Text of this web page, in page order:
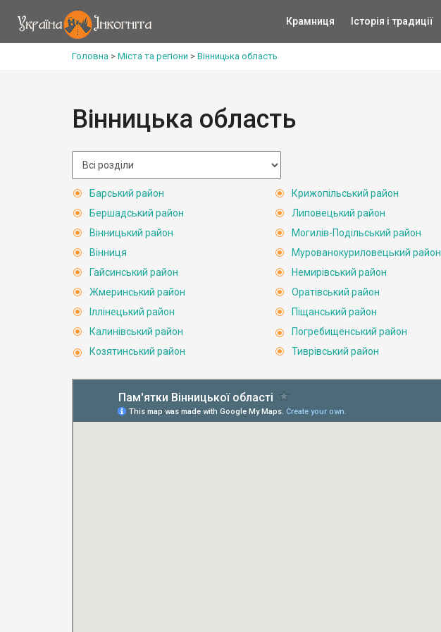
Крамниця Історія і традиції
Головна > Міста та регіони > Вінницька область
Вінницька область
Барський район
Бершадський район
Вінницький район
Вінниця
Гайсинський район
Жмеринський район
Іллінецький район
Калинівський район
Козятинський район
Крижопільський район
Липовецький район
Могилів-Подільський район
Мурованокуриловецький район
Немирівський район
Оратівський район
Піщанський район
Погребищенський район
Тиврівський район